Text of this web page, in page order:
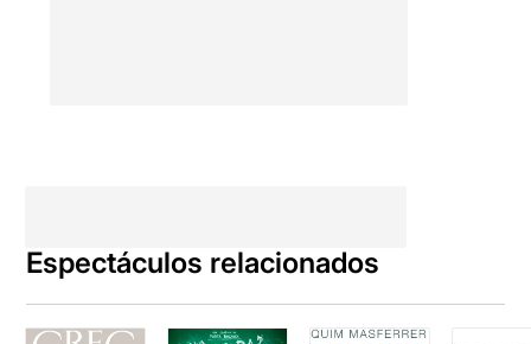
Espectáculos relacionados